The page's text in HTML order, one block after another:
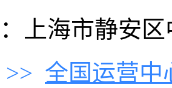
上海市静安
>> 全国运营中